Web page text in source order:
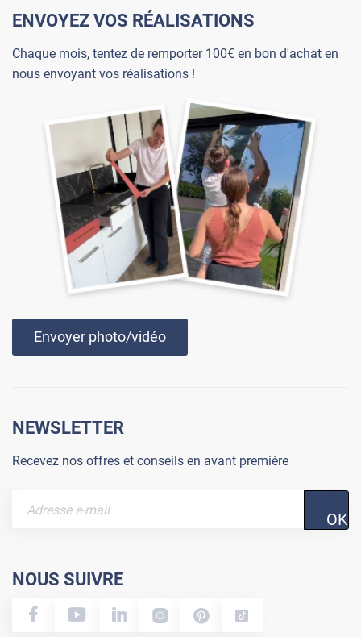
ENVOYEZ VOS RÉALISATIONS
Chaque mois, tentez de remporter 100€ en bon d'achat en
nous envoyant vos réalisations !
Envoyer photo/vidéo
NEWSLETTER
Recevez nos offres et conseils en avant première
OK
NOUS SUIVRE